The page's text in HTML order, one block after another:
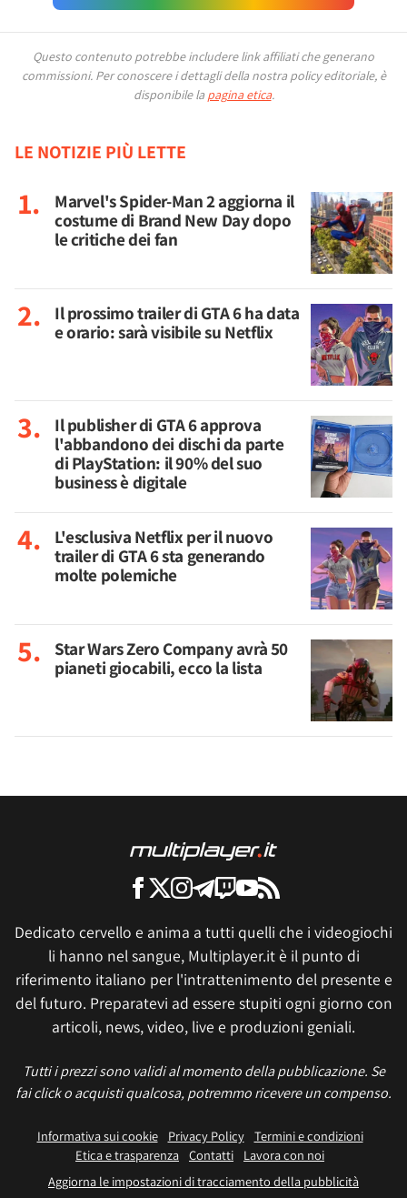
Questo contenuto potrebbe includere link affiliati che generano
commissioni. Per conoscere i dettagli della nostra policy editoriale, è
disponibile la pagina etica.
LE NOTIZIE PIÙ LETTE
Marvel's Spider-Man 2 aggiorna il
costume di Brand New Day dopo
le critiche dei fan
Il prossimo trailer di GTA 6 ha data
e orario: sarà visibile su Netflix
Il publisher di GTA 6 approva
l'abbandono dei dischi da parte
di PlayStation: il 90% del suo
business è digitale
L'esclusiva Netflix per il nuovo
trailer di GTA 6 sta generando
molte polemiche
Star Wars Zero Company avrà 50
pianeti giocabili, ecco la lista
Dedicato cervello e anima a tutti quelli che i videogiochi
li hanno nel sangue, Multiplayer.it è il punto di
riferimento italiano per l'intrattenimento del presente e
del futuro. Preparatevi ad essere stupiti ogni giorno con
articoli, news, video, live e produzioni geniali.
Tutti i prezzi sono validi al momento della pubblicazione. Se
fai click o acquisti qualcosa, potremmo ricevere un compenso.
Informativa sui cookie Privacy Policy
Termini e condizioni
Etica e trasparenza Contatti
Lavora con noi
Aggiorna le impostazioni di tracciamento della pubblicità